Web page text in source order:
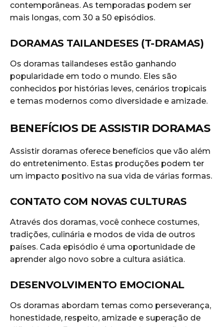
contemporâneas. As temporadas podem ser
mais longas, com 30 a 50 episódios.
DORAMAS TAILANDESES (T-DRAMAS)
Os doramas tailandeses estão ganhando
popularidade em todo o mundo. Eles são
conhecidos por histórias leves, cenários tropicais
e temas modernos como diversidade e amizade.
BENEFÍCIOS DE ASSISTIR DORAMAS
Assistir doramas oferece benefícios que vão além
do entretenimento. Estas produções podem ter
um impacto positivo na sua vida de várias formas.
CONTATO COM NOVAS CULTURAS
Através dos doramas, você conhece costumes,
tradições, culinária e modos de vida de outros
países. Cada episódio é uma oportunidade de
aprender algo novo sobre a cultura asiática.
DESENVOLVIMENTO EMOCIONAL
Os doramas abordam temas como perseverança,
honestidade, respeito, amizade e superação de